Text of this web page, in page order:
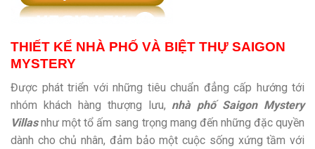
THIẾT KẾ NHÀ PHỐ VÀ BIỆT THỰ SAIGON
MYSTERY
Được phát triển với những tiêu chuẩn đẳng cấp hướng tới
nhóm khách hàng thượng lưu, nhà phố Saigon Mystery
Villasnhư một tổ ấm sang trọng mang đến những đặc quyền
dành cho chủ nhân, đảm bảo một cuộc sống xứng tầm với